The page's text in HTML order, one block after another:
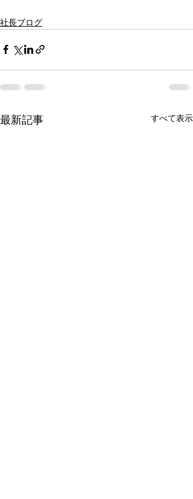
社長ブログ
最新記事 すべて表示